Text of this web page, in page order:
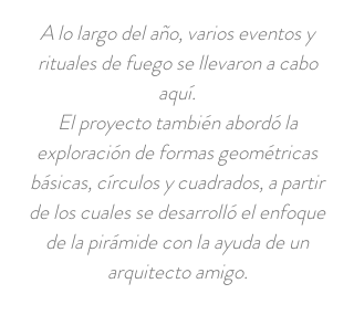
A lo largo del año, varios eventos y
rituales de fuego se llevaron a cabo
aquí.
El proyecto también abordó la
exploración de formas geométricas
básicas, círculos y cuadrados, a partir
de los cuales se desarrolló el enfoque
de la pirámide con la ayuda de un
arquitecto amigo.